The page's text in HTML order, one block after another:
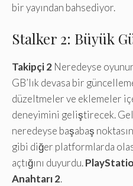
bir yayından bahsediyor.
Stalker 2: Büyük
Takipçi 2 Neredeyse
GB’lık devasa bir
düzeltmeler ve eklemeler
deneyimini geliştirecek.
neredeyse başabaş
gibi diğer platformlarda
açtığını duyurdu.
Anahtarı 2.